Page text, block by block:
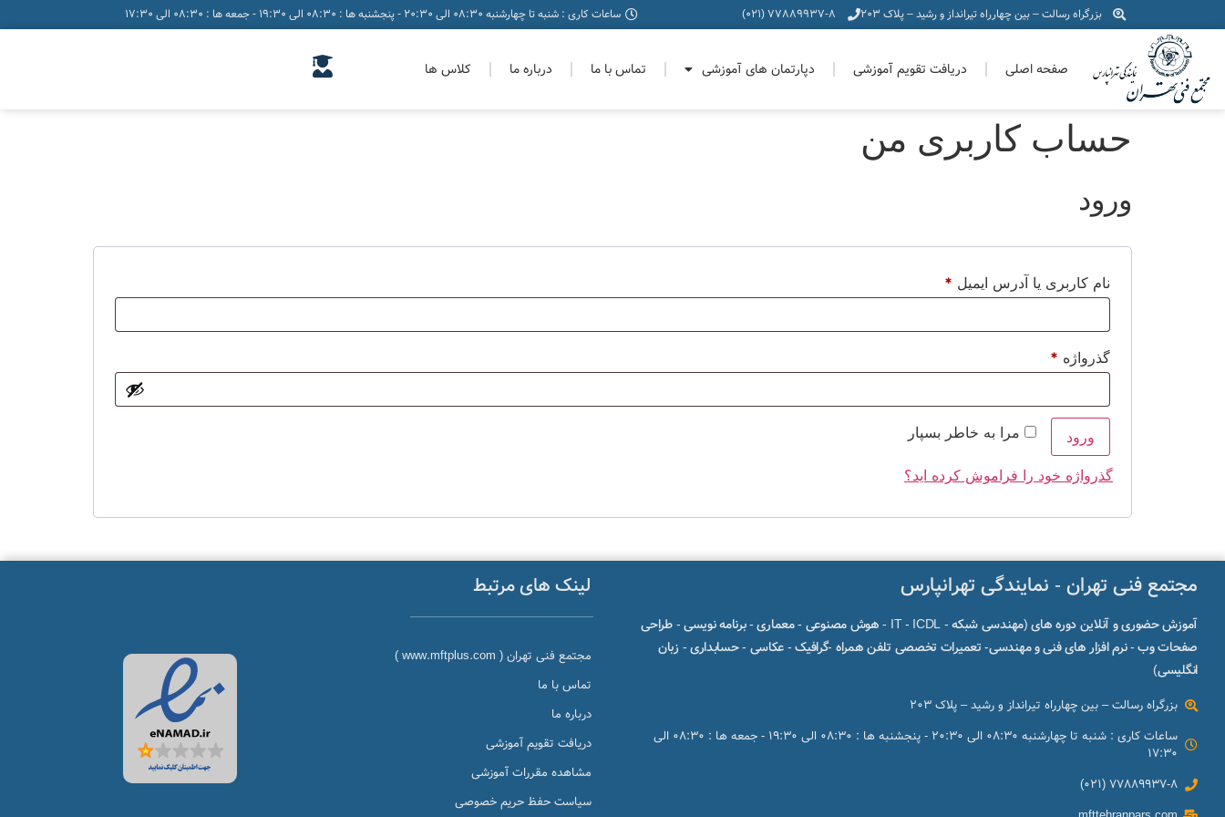
بزرگراه رسالت – بین چهارراه تیرانداز و رشید – پلاک 203 77889937-8 (021) ساعات کاری : شنبه تا چهارشنبه 08:30 الی 20:30 - پنجشنبه ها : 08:30 الی 19:30 - جمعه ها : 08:30 الی 17:30
صفحه اصلی دریافت تقویم آموزشی دپارتمان های آموزشی تماس با ما درباره ما کلاس ها
حساب کاربری من
ورود
نام کاربری یا آدرس ایمیل *
گذرواژه *
مرا به خاطر بسپار ورود
گذرواژه خود را فراموش کرده اید؟
مجتمع فنی تهران - نمایندگی تهرانپارس
آموزش حضوری و آنلاین دوره های (مهندسی شبکه - IT - ICDL - هوش مصنوعی - معماری - برنامه نویسی - طراحی
صفحات وب - نرم افزار های فنی و مهندسی- تعمیرات تخصصی تلفن همراه -گرافیک - عکاسی - حسابداری - زبان
انگلیسی)
بزرگراه رسالت – بین چهارراه تیرانداز و رشید – پلاک 203
ساعات کاری : شنبه تا چهارشنبه 08:30 الی 20:30 - پنجشنبه ها : 08:30 الی 19:30 - جمعه ها : 08:30 الی
17:30
77889937-8 (021)
لینک های مرتبط
مجتمع فنی تهران ( www.mftplus.com )
تماس با ما
درباره ما
دریافت تقویم آموزشی
مشاهده مقررات آموزشی
سیاست حفظ حریم خصوصی